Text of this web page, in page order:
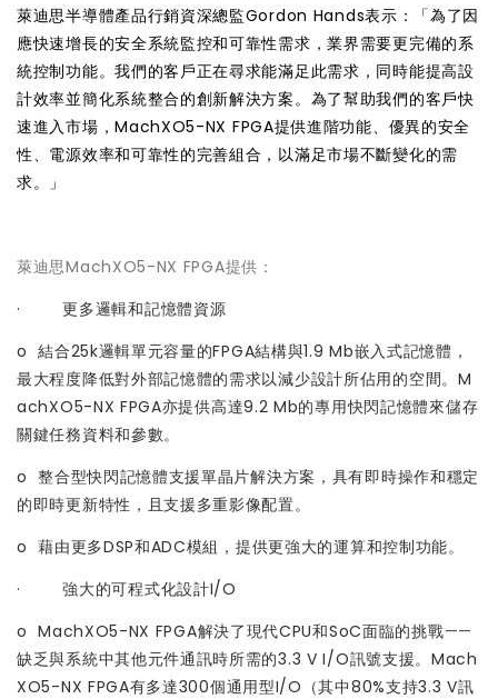
萊迪思半導體產品行銷資深總監Gordon Hands表示：「為了因
應快速增長的安全系統監控和可靠性需求，業界需要更完備的系
統控制功能。我們的客戶正在尋求能滿足此需求，同時能提高設
計效率並簡化系統整合的創新解決方案。為了幫助我們的客戶快
速進入市場，MachXO5-NX FPGA提供進階功能、優異的安全
性、電源效率和可靠性的完善組合，以滿足市場不斷變化的需
求。」
萊迪思MachXO5-NX FPGA提供：
· 更多邏輯和記憶體資源
o 結合25k邏輯單元容量的FPGA結構與1.9 Mb嵌入式記憶體，
最大程度降低對外部記憶體的需求以減少設計所佔用的空間。M
achXO5-NX FPGA亦提供高達9.2 Mb的專用快閃記憶體來儲存
關鍵任務資料和參數。
o 整合型快閃記憶體支援單晶片解決方案，具有即時操作和穩定
的即時更新特性，且支援多重影像配置。
o 藉由更多DSP和ADC模組，提供更強大的運算和控制功能。
· 強大的可程式化設計I/O
o MachXO5-NX FPGA解決了現代CPU和SoC面臨的挑戰——
缺乏與系統中其他元件通訊時所需的3.3 V I/O訊號支援。Mach
XO5-NX FPGA有多達300個通用型I/O（其中80%支持3.3 V訊